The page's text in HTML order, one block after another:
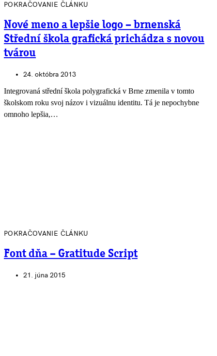
POKRAČOVANIE ČLÁNKU
Nové meno a lepšie logo – brnenská
Střední škola grafická prichádza s novou
tvárou
24. októbra 2013
Integrovaná střední škola polygrafická v Brne zmenila v tomto
školskom roku svoj názov i vizuálnu identitu. Tá je nepochybne
omnoho lepšia,…
POKRAČOVANIE ČLÁNKU
Font dňa – Gratitude Script
21. júna 2015